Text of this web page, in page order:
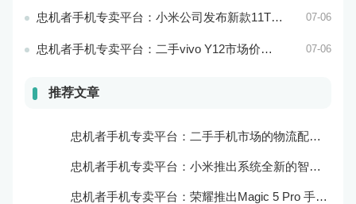
忠机者手机专卖平台：小米公司发布新款11T Pro手机，搭载120W快充技术 07-06
忠机者手机专卖平台：二手vivo Y12市场价格相对稳定 07-06
推荐文章
忠机者手机专卖平台：二手手机市场的物流配送和出售方式
忠机者手机专卖平台：小米推出系统全新的智能厨房
忠机者手机专卖平台：荣耀推出Magic 5 Pro 手机，搭载麒麟9000处理器和5000万像素主摄像头